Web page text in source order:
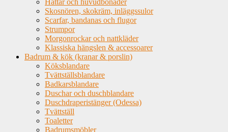
Hattar och huvudbonader
Skosnören, skokräm, inläggssulor
Scarfar, bandanas och flugor
Strumpor
Morgonrockar och nattkläder
Klassiska hängslen & accessoarer
Badrum & kök (kranar & porslin)
Köksblandare
Tvättställsblandare
Badkarsblandare
Duschar och duschblandare
Duschdraperistänger (Odessa)
Tvättställ
Toaletter
Badrumsmöbler